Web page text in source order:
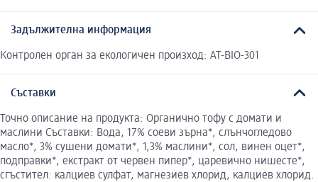
Задължителна информация
Контролен орган за екологичен произход: AT-BIO-301
Съставки
Точно описание на продукта: Органично тофу с домати и
маслини Съставки: Вода, 17% соеви зърна*, слънчогледово
масло*, 3% сушени домати*, 1,3% маслини*, сол, винен оцет*,
подправки*, екстракт от червен пипер*, царевично нишесте*,
сгъстител: калциев сулфат, магнезиев хлорид, калциев хлорид.